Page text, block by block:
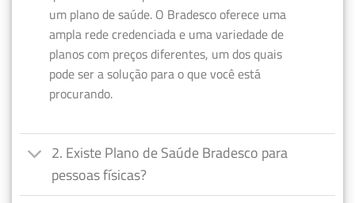
um plano de saúde. O Bradesco oferece uma
ampla rede credenciada e uma variedade de
planos com preços diferentes, um dos quais
pode ser a solução para o que você está
procurando.
2. Existe Plano de Saúde Bradesco para
pessoas físicas?